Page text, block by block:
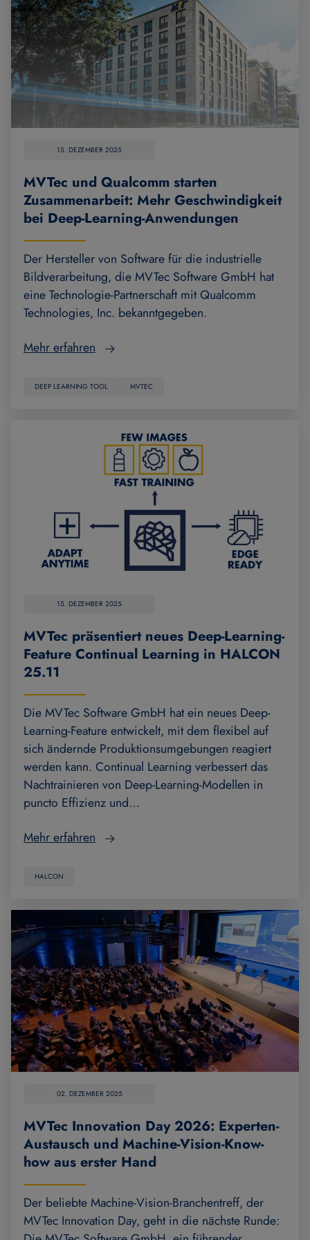
15. DEZEMBER 2025
MVTec und Qualcomm starten
Zusammenarbeit: Mehr Geschwindigkeit
bei Deep-Learning-Anwendungen
Der Hersteller von Software für die industrielle
Bildverarbeitung, die MVTec Software GmbH hat
eine Technologie-Partnerschaft mit Qualcomm
Technologies, Inc. bekanntgegeben.
Mehr erfahren
DEEP LEARNING TOOL MVTEC
15. DEZEMBER 2025
MVTec präsentiert neues Deep-Learning-
Feature Continual Learning in HALCON
25.11
Die MVTec Software GmbH hat ein neues Deep-
Learning-Feature entwickelt, mit dem flexibel auf
sich ändernde Produktionsumgebungen reagiert
werden kann. Continual Learning verbessert das
Nachtrainieren von Deep-Learning-Modellen in
puncto Effizienz und…
Mehr erfahren
HALCON
02. DEZEMBER 2025
MVTec Innovation Day 2026: Experten-
Austausch und Machine-Vision-Know-
how aus erster Hand
Der beliebte Machine-Vision-Branchentreff, der
MVTec Innovation Day, geht in die nächste Runde: